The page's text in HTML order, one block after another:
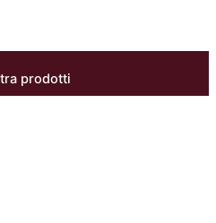
prodotti